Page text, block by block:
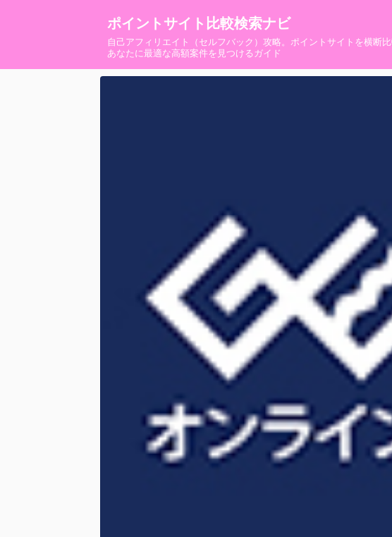
ポイントサイト比較検索ナビ
自己アフィリエイト（セルフバック）攻略。ポイントサイトを横断比
あなたに最適な高額案件を見つけるガイド